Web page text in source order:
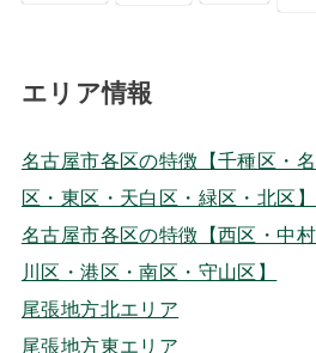
エリア情報
名古屋市各区の特徴【千種区・
区・東区・天白区・緑区・北区】
名古屋市各区の特徴【西区・中
川区・港区・南区・守山区】
尾張地方北エリア
尾張地方東エリア